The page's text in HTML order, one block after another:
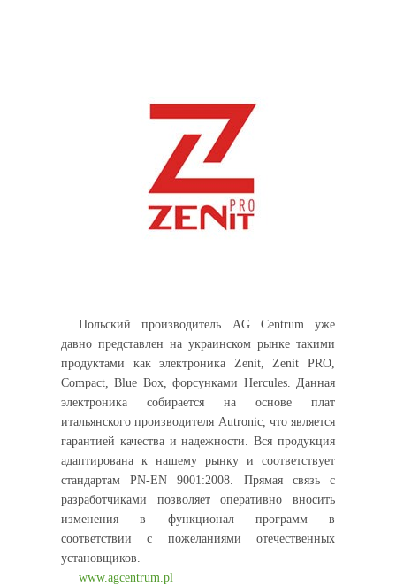
Польский производитель AG Centrum уже
давно представлен на украинском рынке такими
продуктами как электроника Zenit, Zenit PRO,
Compact, Blue Box, форсунками Hercules. Данная
электроника собирается на основе плат
итальянского производителя Autronic, что является
гарантией качества и надежности. Вся продукция
адаптирована к нашему рынку и соответствует
стандартам PN-EN 9001:2008. Прямая связь с
разработчиками позволяет оперативно вносить
изменения в функционал программ в
соответствии с пожеланиями отечественных
установщиков.
www.agcentrum.pl